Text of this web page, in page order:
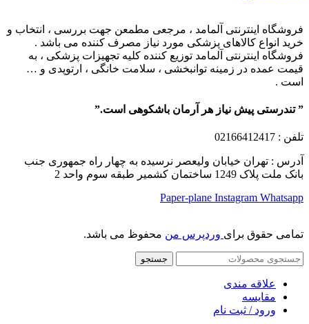
فروشگاه اینترنتی آلمامد ، مرجعی مطمعن جهت بررسی ، انتخاب و
خرید انواع کالاهای پزشکی مورد نیاز مصرف کننده می باشد .
فروشگاه اینترنتی آلمامد توزیع کننده کلیه تجهیزات پزشکی ، به
قیمت عمده در زمینه توانبخشی ، سلامت خانگی ، ارتوپدی و …
است .
” تندرستی پیش نیاز هر آرمان باشکوهی است.”
تلفن : 02166412417
آدرس : تهران خیابان ولیعصر نرسیده به چهار راه جمهوری جنب
بانک ملت پلاک 1249 ساختمان کشمیر طبقه سوم واحد 2
Paper-plane Instagram Whatsapp
تمامی حقوق برای وردپرس من محفوظ می باشد.
جستجو
علاقه مندی
مقایسه
ورود / ثبت نام